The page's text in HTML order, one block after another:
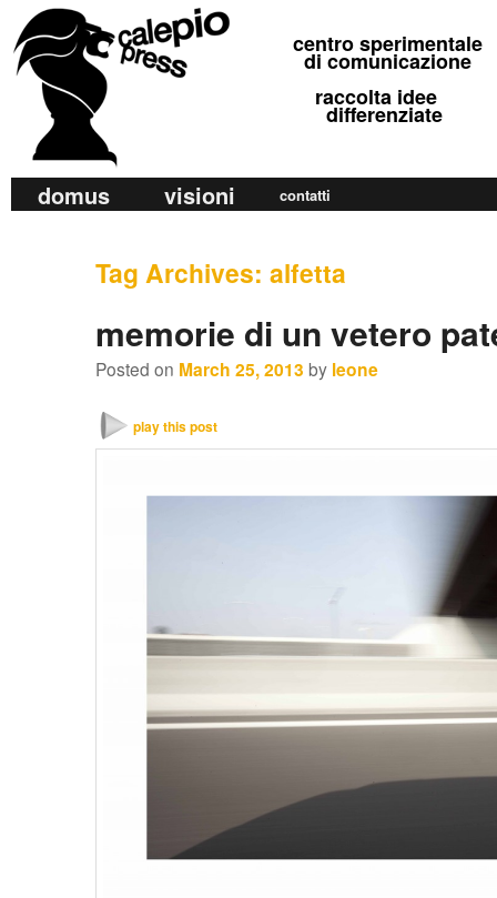
calepio press
©
centro sperimentale
di comunicazione
raccolta idee
differenziate
a
Skip
Skip
secondary
domus visioni contatti
Tag Archives: alfetta
memorie di un vetero
Posted on March 25, 2013 by leone
play this post